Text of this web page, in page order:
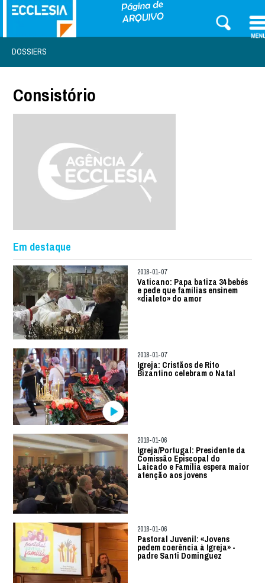
DOSSIERS
Consistório
Em destaque
2018-01-07
Vaticano: Papa batiza 34 bebés
e pede que famílias ensinem
«dialeto» do amor
2018-01-07
Igreja: Cristãos de Rito
Bizantino celebram o Natal
2018-01-06
Igreja/Portugal: Presidente da
Comissão Episcopal do
Laicado e Família espera maior
atenção aos jovens
2018-01-06
Pastoral Juvenil: «Jovens
pedem coerência à Igreja» -
padre Santi Dominguez